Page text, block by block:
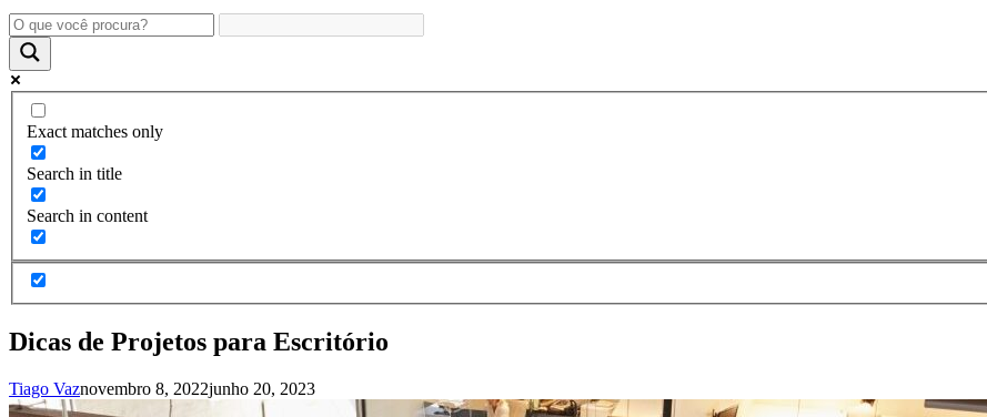
Exact matches only
Search in title
Search in content
Dicas de Projetos para Escritório
Tiago Vaznovembro 8, 2022junho 20, 2023